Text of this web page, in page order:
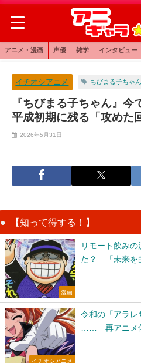
アニメ・漫画 声優 雑学 インタビュー
イチオシアニメ ちびまる子ちゃん
『ちびまる子ちゃん』
平成初期に残る「攻めた
2026年5月31日
【知って得する！】
漫画
リモート飲み
た？ 「未来を
イチオシアニメ
令和の「アラレ
…… 再アニメ